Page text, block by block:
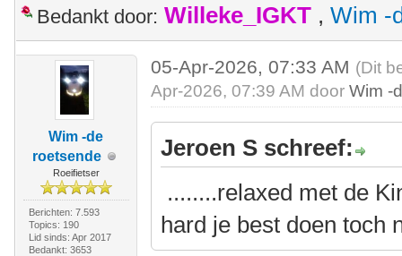
Bedankt door: Willeke_IGKT , Wim -
Wim -de
roetsende
Roeifietser
Berichten: 7.593
Topics: 190
Lid sinds: Apr 2017
Bedankt: 3653
05-Apr-2026, 07:33 AM (Dit
Apr-2026, 07:39 AM doorWim -
Jeroen S schreef:
........relaxed met de
hard je best doen toch